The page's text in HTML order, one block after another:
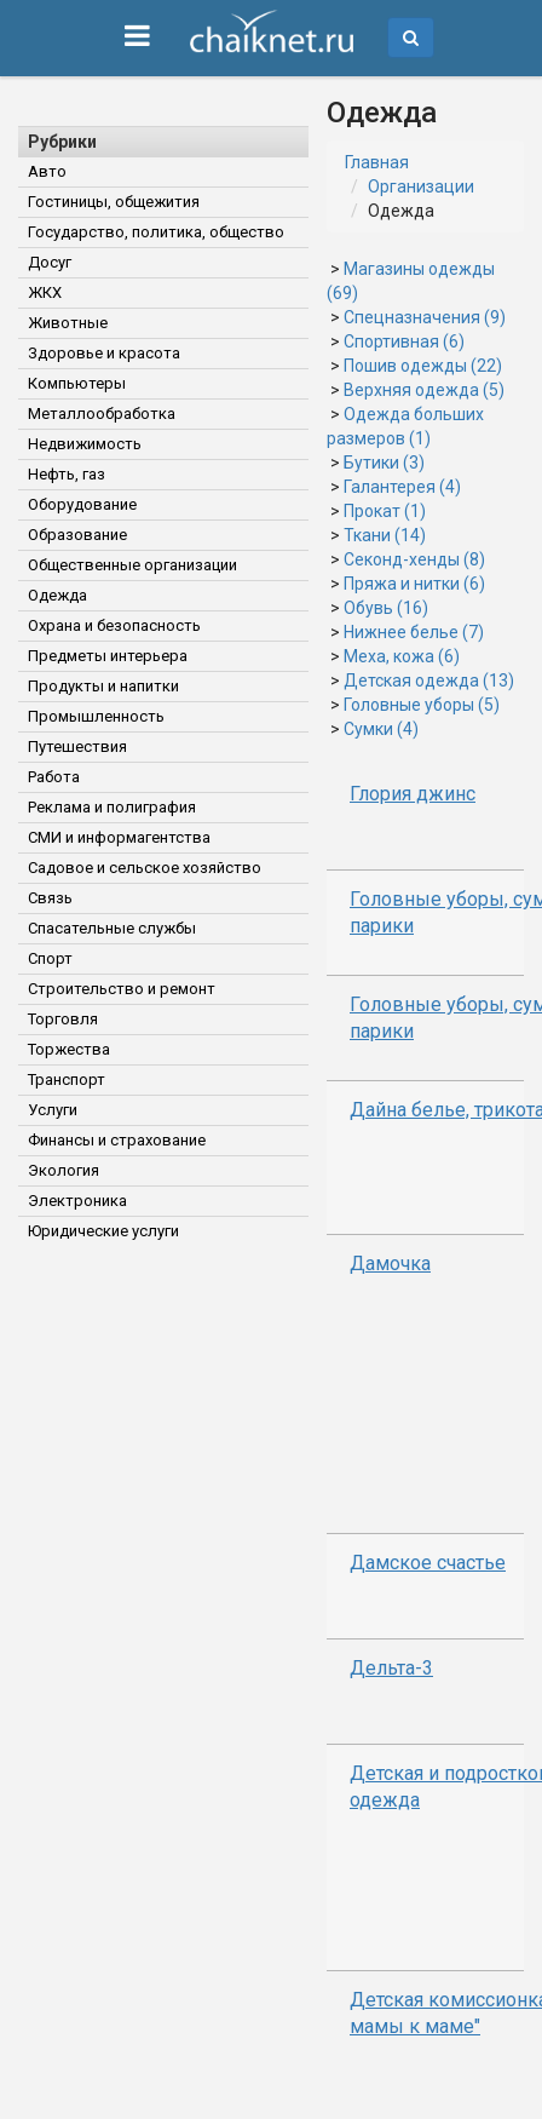
Рубрики
Авто
Гостиницы, общежития
Государство, политика, общество
Досуг
ЖКХ
Животные
Здоровье и красота
Компьютеры
Металлообработка
Недвижимость
Нефть, газ
Оборудование
Образование
Общественные организации
Одежда
Охрана и безопасность
Предметы интерьера
Продукты и напитки
Промышленность
Путешествия
Работа
Реклама и полиграфия
СМИ и информагентства
Садовое и сельское хозяйство
Связь
Спасательные службы
Спорт
Строительство и ремонт
Торговля
Торжества
Транспорт
Услуги
Финансы и страхование
Экология
Электроника
Юридические услуги
Одежда
Главная
Организации
Одежда
> Магазины одежды
(69)
> Спецназначения (9)
> Спортивная (6)
> Пошив одежды (22)
> Верхняя одежда (5)
> Одежда больших
размеров (1)
> Бутики (3)
> Галантерея (4)
> Прокат (1)
> Ткани (14)
> Секонд-хенды (8)
> Пряжа и нитки (6)
> Обувь (16)
> Нижнее белье (7)
> Меха, кожа (6)
> Детская одежда (13)
> Головные уборы (5)
> Сумки (4)
Глория джинс
Головные уборы,
парики
Головные уборы,
парики
Дайна белье,
Дамочка
Дамское счастье
Дельта-3
Детская и
одежда
Детская
мамы к маме"